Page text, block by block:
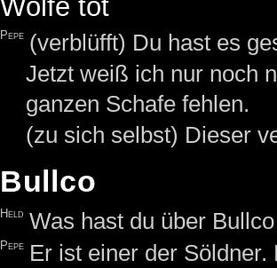
Pepe (verblüfft) Du hast es
Jetzt weiß ich nur noch
ganzen Schafe fehlen.
(zu sich selbst) Dieser
Bullco
Held Was hast du über
Pepe Er ist einer der